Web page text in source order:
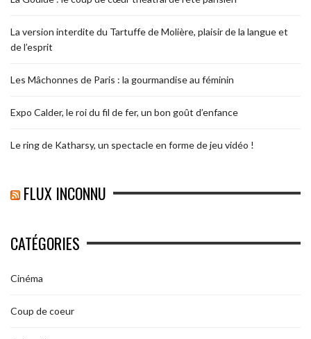
La version interdite du Tartuffe de Molière, plaisir de la langue et
de l’esprit
Les Mâchonnes de Paris : la gourmandise au féminin
Expo Calder, le roi du fil de fer, un bon goût d’enfance
Le ring de Katharsy, un spectacle en forme de jeu vidéo !
FLUX INCONNU
CATÉGORIES
Cinéma
Coup de coeur